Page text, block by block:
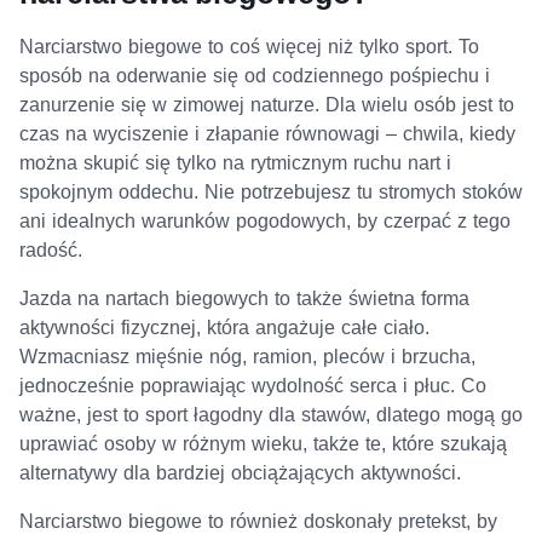
Narciarstwo biegowe to coś więcej niż tylko sport. To
sposób na oderwanie się od codziennego pośpiechu i
zanurzenie się w zimowej naturze. Dla wielu osób jest to
czas na wyciszenie i złapanie równowagi – chwila, kiedy
można skupić się tylko na rytmicznym ruchu nart i
spokojnym oddechu. Nie potrzebujesz tu stromych stoków
ani idealnych warunków pogodowych, by czerpać z tego
radość.
Jazda na nartach biegowych to także świetna forma
aktywności fizycznej, która angażuje całe ciało.
Wzmacniasz mięśnie nóg, ramion, pleców i brzucha,
jednocześnie poprawiając wydolność serca i płuc. Co
ważne, jest to sport łagodny dla stawów, dlatego mogą go
uprawiać osoby w różnym wieku, także te, które szukają
alternatywy dla bardziej obciążających aktywności.
Narciarstwo biegowe to również doskonały pretekst, by